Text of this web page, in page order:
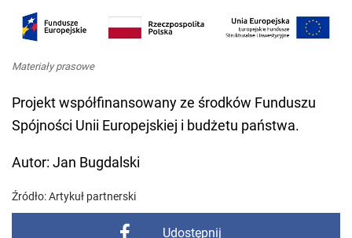
Materiały prasowe
Projekt współfinansowany ze środków Funduszu
Spójności Unii Europejskiej i budżetu państwa.
Autor: Jan Bugdalski
Źródło:Artykuł partnerski
Udostępnij